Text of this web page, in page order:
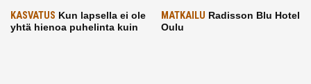
KASVATUS Kun lapsella ei ole
yhtä hienoa puhelinta kuin
MATKAILU Radisson Blu Hotel
Oulu